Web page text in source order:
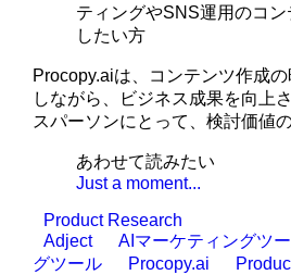
ティングやSNS運用のコ
したい方
Procopy.aiは、コンテンツ作成
しながら、ビジネス成果を向上
スパーソンにとって、検討価値
あわせて読みたい
Just a moment...
Product Research
Adject
AIマーケティングツ
グツール
Procopy.ai